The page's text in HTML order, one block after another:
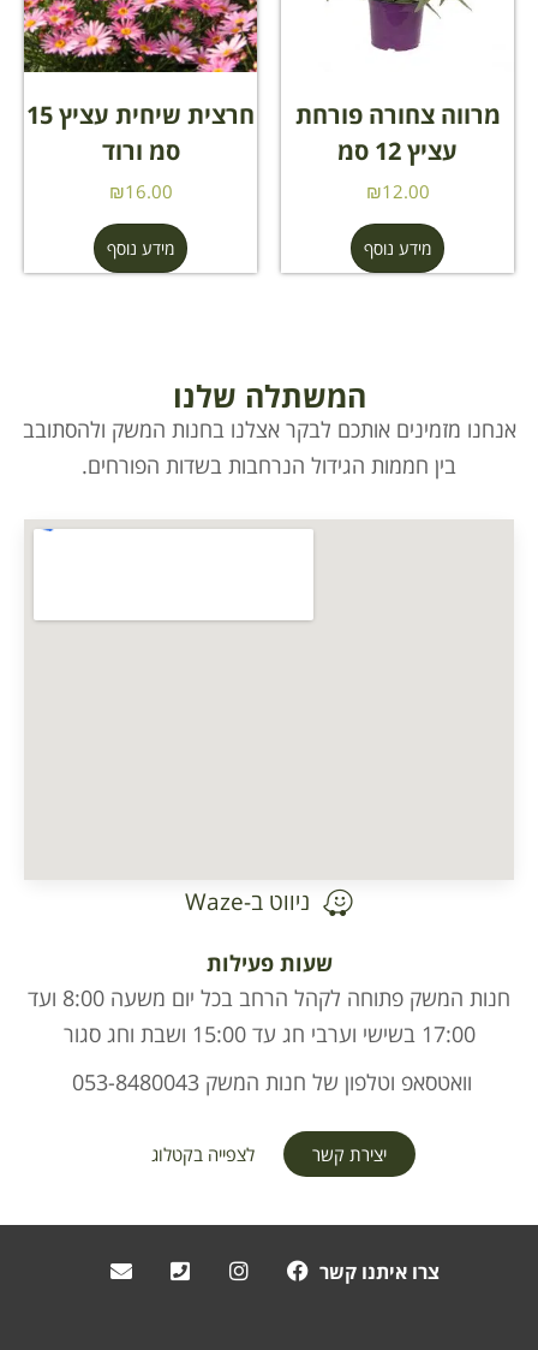
מרווה צחורה פורחת
עציץ 12 סמ
₪12.00
מידע נוסף
חרצית שיחית עציץ 15
סמ ורוד
₪16.00
מידע נוסף
המשתלה שלנו
אנחנו מזמינים אותכם לבקר אצלנו בחנות המשק ולהסתובב
בין חממות הגידול הנרחבות בשדות הפורחים.
ניווט ב-Waze
שעות פעילות
חנות המשק פתוחה לקהל הרחב בכל יום משעה 8:00 ועד
17:00 בשישי וערבי חג עד 15:00 ושבת וחג סגור
וואטסאפ וטלפון של חנות המשק 053-8480043
יצירת קשר לצפייה בקטלוג
צרו איתנו קשר